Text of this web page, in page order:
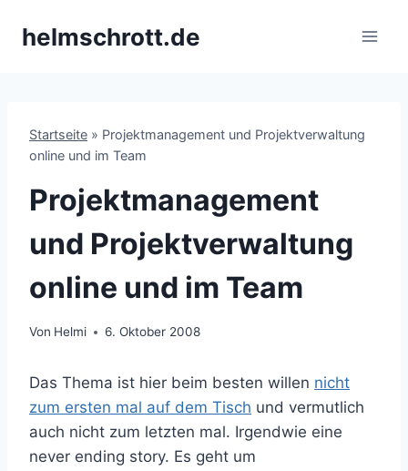
Inhalthelmschrott.de
Startseite » Projektmanagement und Projektverwaltung
online und im Team
Projektmanagement
und Projektverwaltung
online und im Team
Von Helmi 6. Oktober 2008
Das Thema ist hier beim besten willen nicht
zum ersten mal auf dem Tisch und vermutlich
auch nicht zum letzten mal. Irgendwie eine
never ending story. Es geht um